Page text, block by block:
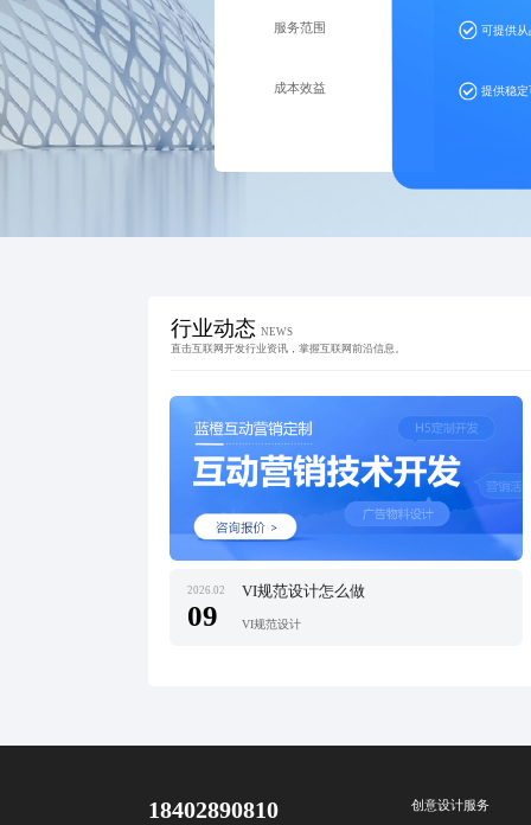
服务范围 可提供
成本效益 提供稳
行业动态 NEWS
直击互联网开发行业资讯，掌握互联网前沿信息。
2026.02
09
VI规范设计怎么做
VI规范设计
18402890810 创意设计服务